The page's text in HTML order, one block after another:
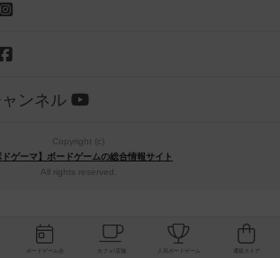
ンネル
Copyright (c)
ドゲーマ】ボードゲームの総合情報サイト
All rights reserved.